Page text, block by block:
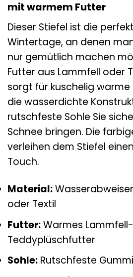
mit warmem Futter
Dieser Stiefel ist die
Wintertage, an denen
nur gemütlich machen
Futter aus Lammfell oder
sorgt für kuschelig warme
die wasserdichte
rutschfeste Sohle Sie
Schnee bringen. Die
verleihen dem Stiefel
Touch.
Material:
oder Textil
Futter:Warmes
Teddyplüschfutter
Sohle: Rutschfeste